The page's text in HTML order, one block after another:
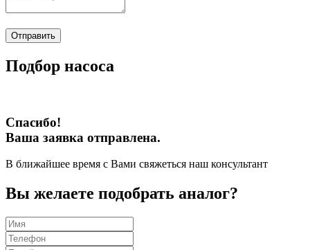
Отправить
Подбор насоса
Спасибо!
Ваша заявка отправлена.
В ближайшее время с Вами свяжеться наш консультант
Вы желаете подобрать аналог?